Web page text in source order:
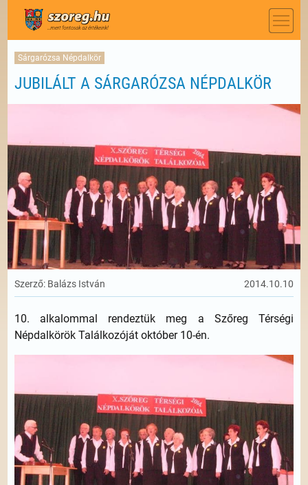
Sárgarózsa Népdalkör
JUBILÁLT A SÁRGARÓZSA NÉPDALKÖR
Szerző: Balázs István 2014.10.10
10. alkalommal rendeztük meg a Szőreg Térségi
Népdalkörök Találkozóját október 10-én.